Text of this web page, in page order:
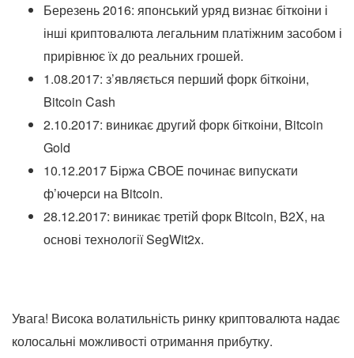
Березень 2016: японський уряд визнає біткоіни і
інші криптовалюта легальним платіжним засобом і
прирівнює їх до реальних грошей.
1.08.2017: з’являється перший форк біткоіни,
Bitcoin Cash
2.10.2017: виникає другий форк біткоіни, Bitcoin
Gold
10.12.2017 Біржа CBOE починає випускати
ф’ючерси на Bitcoin.
28.12.2017: виникає третій форк Bitcoin, B2X, на
основі технології SegWit2x.
Увага! Висока волатильність ринку криптовалюта надає
колосальні можливості отримання прибутку.